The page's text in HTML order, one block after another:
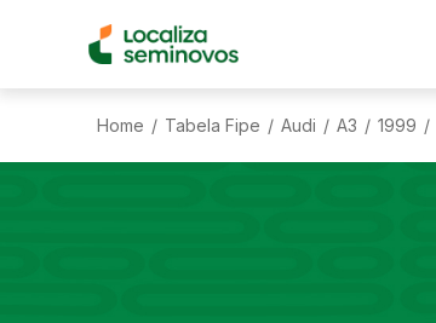
Home / Tabela Fipe / Audi / A3 / 1999 /